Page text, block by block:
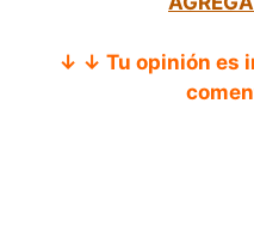
↓ ↓ Tu opinión es